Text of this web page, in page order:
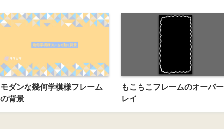
モダンな幾何学模様フレーム
の背景
もこもこフレームのオーバー
レイ